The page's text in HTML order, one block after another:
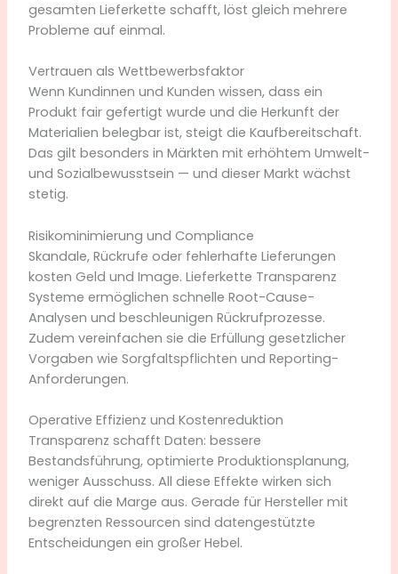
gesamten Lieferkette schafft, löst gleich mehrere
Probleme auf einmal.
Vertrauen als Wettbewerbsfaktor
Wenn Kundinnen und Kunden wissen, dass ein
Produkt fair gefertigt wurde und die Herkunft der
Materialien belegbar ist, steigt die Kaufbereitschaft.
Das gilt besonders in Märkten mit erhöhtem Umwelt-
und Sozialbewusstsein — und dieser Markt wächst
stetig.
Risikominimierung und Compliance
Skandale, Rückrufe oder fehlerhafte Lieferungen
kosten Geld und Image. Lieferkette Transparenz
Systeme ermöglichen schnelle Root-Cause-
Analysen und beschleunigen Rückrufprozesse.
Zudem vereinfachen sie die Erfüllung gesetzlicher
Vorgaben wie Sorgfaltspflichten und Reporting-
Anforderungen.
Operative Effizienz und Kostenreduktion
Transparenz schafft Daten: bessere
Bestandsführung, optimierte Produktionsplanung,
weniger Ausschuss. All diese Effekte wirken sich
direkt auf die Marge aus. Gerade für Hersteller mit
begrenzten Ressourcen sind datengestützte
Entscheidungen ein großer Hebel.